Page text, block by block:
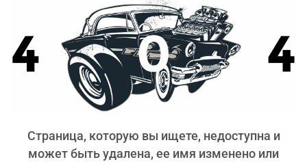
Страница, которую вы ищете, недоступна и
может быть удалена, ее имя изменено или